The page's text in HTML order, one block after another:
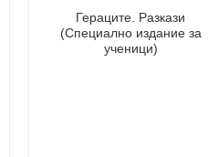
Гераците. Разкази
(Специално издание за
ученици)